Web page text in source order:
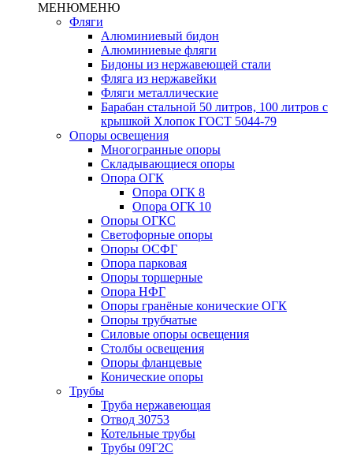
МЕНЮМЕНЮ
Фляги
Алюминиевый бидон
Алюминиевые фляги
Бидоны из нержавеющей стали
Фляга из нержавейки
Фляги металлические
Барабан стальной 50 литров, 100 литров с
крышкой Хлопок ГОСТ 5044-79
Опоры освещения
Многогранные опоры
Складывающиеся опоры
Опора ОГК
Опора ОГК 8
Опора ОГК 10
Опоры ОГКС
Светофорные опоры
Опоры ОСФГ
Опора парковая
Опоры торшерные
Опора НФГ
Опоры гранёные конические ОГК
Опоры трубчатые
Силовые опоры освещения
Столбы освещения
Опоры фланцевые
Конические опоры
Трубы
Труба нержавеющая
Отвод 30753
Котельные трубы
Трубы 09Г2С